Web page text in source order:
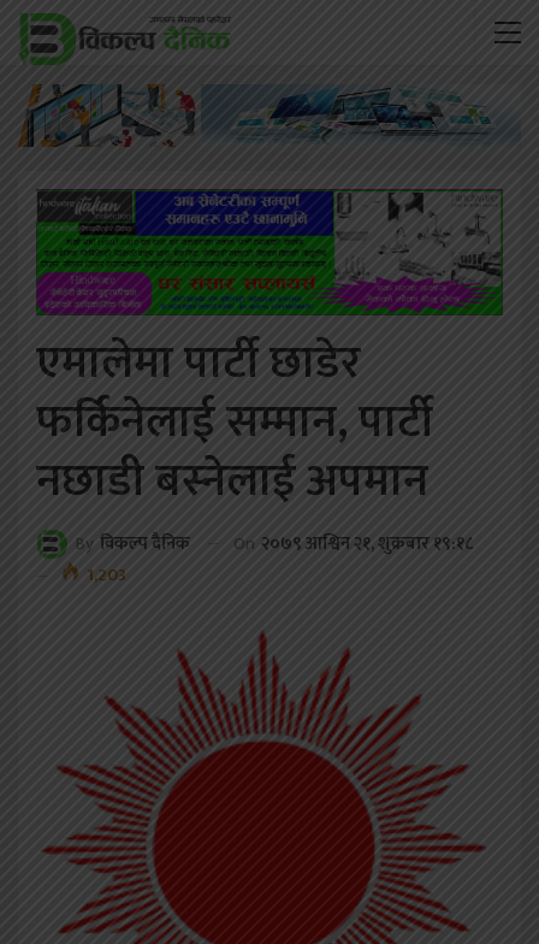
एमालेमा पार्टी छाडेर
फर्किनेलाई सम्मान, पार्टी
नछाडी बस्नेलाई अपमान
By विकल्प दैनिक On २०७९ आश्विन २१, शुक्रबार १९:१८
1,203